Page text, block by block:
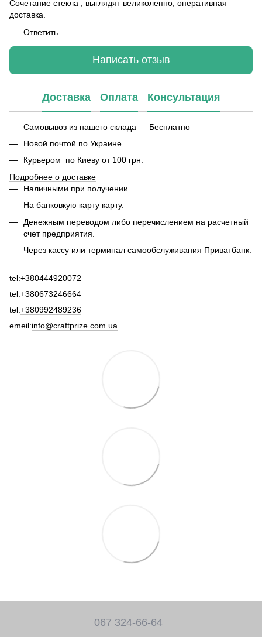
Сочетание стекла , выглядят великолепно, оперативная
доставка.
Ответить
Написать отзыв
Доставка Оплата Консультация
Самовывоз из нашего склада — Бесплатно
Новой почтой по Украине .
Курьером по Киеву от 100 грн.
Подробнее о доставке
Наличными при получении.
На банковкую карту карту.
Денежным переводом либо перечислением на расчетный
счет предприятия.
Через кассу или терминал самообслуживания Приватбанк.
tel:+380444920072
tel:+380673246664
tel:+380992489236
emeil:info@craftprize.com.ua
067 324-66-64